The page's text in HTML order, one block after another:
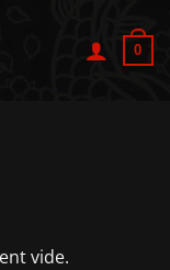
0
vide.